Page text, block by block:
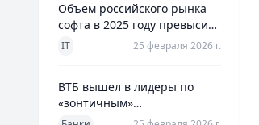
Объем российского рынка
софта в 2025 году превысил
800 млрд рублей
IT 25 февраля 2026 г.
ВТБ вышел в лидеры по
«зонтичным»
поручительствам для МСП